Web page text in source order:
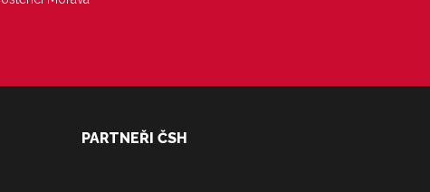
PARTNEŘI ČSH